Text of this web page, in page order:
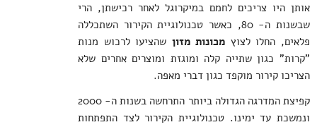
אותן היו צריכים לחמם במיקרוגל לאחר רכישתן, הרי
שבשנות ה- 80, כאשר טכנולוגיית הקירור השתכללה
פלאים, החלו לצוץ מכונות מזון שהציעו לרכוש מנות
"קרות" כגון שתייה קלה ומוגזת ומוצרים אחרים שלא
הצריכו קירור מוקפד כגון דברי מאפה.
קפיצת המדרגה הגדולה ביותר התרחשה בשנות ה- 2000
ונמשכת עד ימינו. טכנולוגיית הקירור לצד התפתחות